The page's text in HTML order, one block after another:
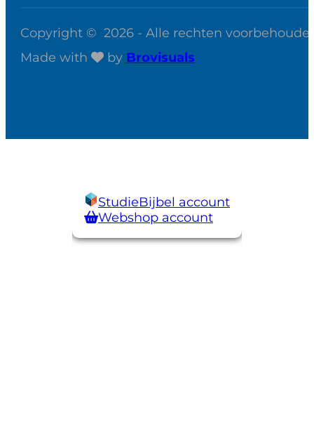
Copyright © 2026 - Alle rechten
Made with
by Brovisuals
StudieBijbel account
Webshop account